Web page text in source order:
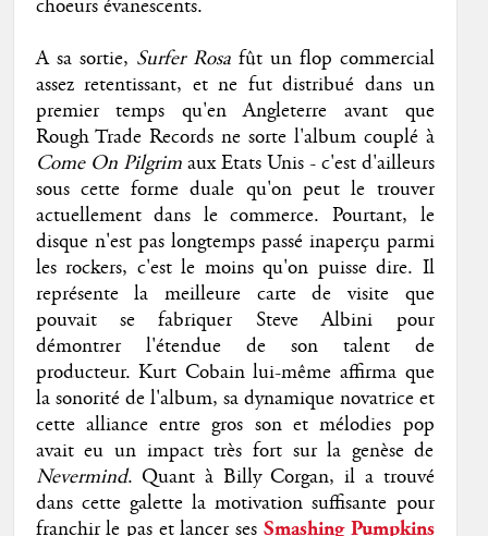
choeurs évanescents.
A sa sortie, Surfer Rosafût un flop commercial
assez retentissant, et ne fut distribué dans un
premier temps qu'en Angleterre avant que
Rough Trade Records ne sorte l'album couplé à
Come On Pilgrimaux Etats Unis - c'est d'ailleurs
sous cette forme duale qu'on peut le trouver
actuellement dans le commerce. Pourtant, le
disque n'est pas longtemps passé inaperçu parmi
les rockers, c'est le moins qu'on puisse dire. Il
représente la meilleure carte de visite que
pouvait se fabriquer Steve Albini pour
démontrer l'étendue de son talent de
producteur. Kurt Cobain lui-même affirma que
la sonorité de l'album, sa dynamique novatrice et
cette alliance entre gros son et mélodies pop
avait eu un impact très fort sur la genèse de
Nevermind. Quant à Billy Corgan, il a trouvé
dans cette galette la motivation suffisante pour
franchir le pas et lancer ses Smashing Pumpkins